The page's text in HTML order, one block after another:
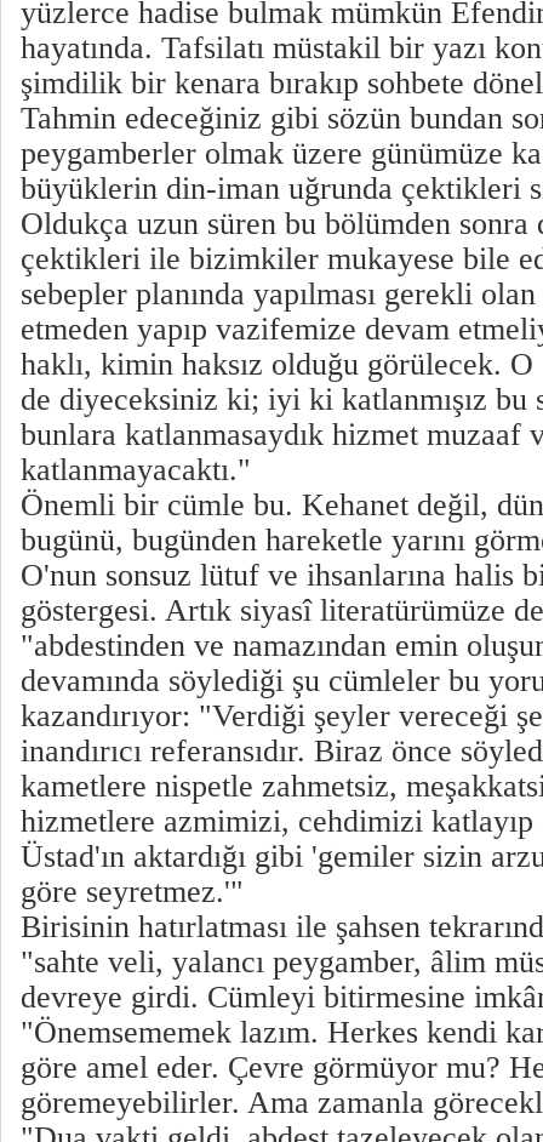
yüzlerce hadise bulmak mümkün
hayatında. Tafsilatı müstakil bir yazı
şimdilik bir kenara bırakıp sohbete
Tahmin edeceğiniz gibi sözün bundan
peygamberler olmak üzere günümüze
büyüklerin din-iman uğrunda çektikleri
Oldukça uzun süren bu bölümden
çektikleri ile bizimkiler mukayese bile
sebepler planında yapılması gerekli
etmeden yapıp vazifemize devam
haklı, kimin haksız olduğu görülecek.
de diyeceksiniz ki; iyi ki katlanmışız bu
bunlara katlanmasaydık hizmet muzaaf
katlanmayacaktı."
Önemli bir cümle bu. Kehanet değil,
bugünü, bugünden hareketle yarını
O'nun sonsuz lütuf ve ihsanlarına halis
göstergesi. Artık siyasî literatürümüze
"abdestinden ve namazından emin
devamında söylediği şu cümleler bu
kazandırıyor: "Verdiği şeyler vereceği
inandırıcı referansıdır. Biraz önce
kametlere nispetle zahmetsiz,
hizmetlere azmimizi, cehdimizi katlayıp
Üstad'ın aktardığı gibi 'gemiler sizin
göre seyretmez.'"
Birisinin hatırlatması ile şahsen
"sahte veli, yalancı peygamber, âlim
devreye girdi. Cümleyi bitirmesine
"Önemsememek lazım. Herkes kendi
göre amel eder. Çevre görmüyor mu?
göremeyebilirler. Ama zamanla